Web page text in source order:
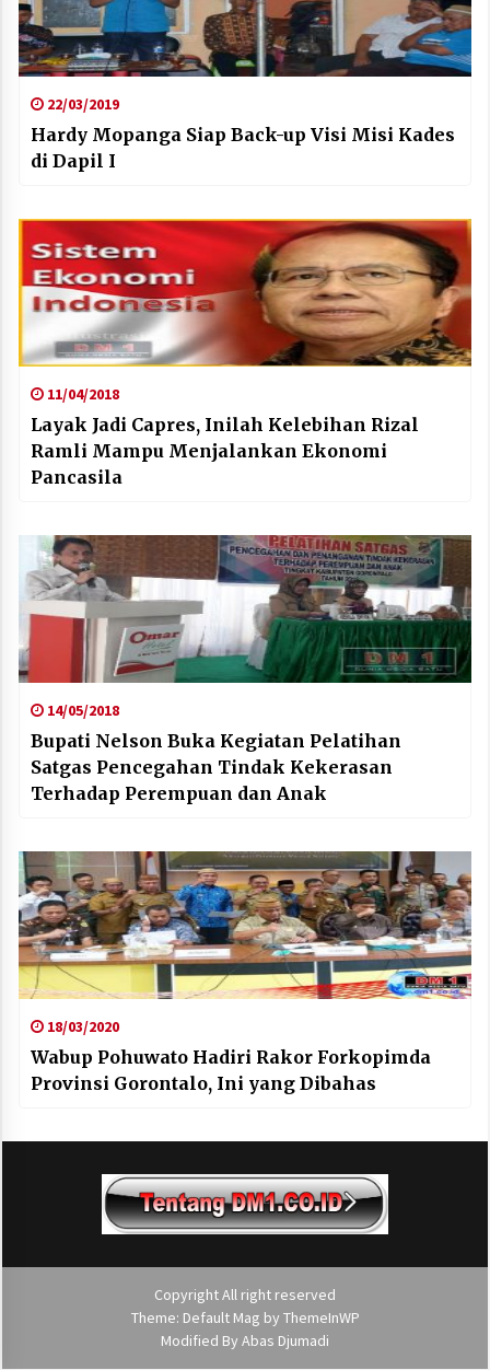
22/03/2019
Hardy Mopanga Siap Back-up Visi Misi Kades
di Dapil I
11/04/2018
Layak Jadi Capres, Inilah Kelebihan Rizal
Ramli Mampu Menjalankan Ekonomi
Pancasila
14/05/2018
Bupati Nelson Buka Kegiatan Pelatihan
Satgas Pencegahan Tindak Kekerasan
Terhadap Perempuan dan Anak
18/03/2020
Wabup Pohuwato Hadiri Rakor Forkopimda
Provinsi Gorontalo, Ini yang Dibahas
Copyright All right reserved
Theme: Default Mag by ThemeInWP
Modified By Abas Djumadi